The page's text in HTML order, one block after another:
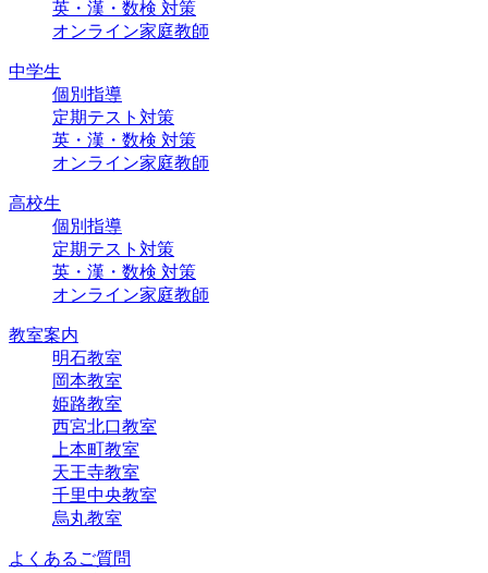
英・漢・数検 対策
オンライン家庭教師
中学生
個別指導
定期テスト対策
英・漢・数検 対策
オンライン家庭教師
高校生
個別指導
定期テスト対策
英・漢・数検 対策
オンライン家庭教師
教室案内
明石教室
岡本教室
姫路教室
西宮北口教室
上本町教室
天王寺教室
千里中央教室
烏丸教室
よくあるご質問